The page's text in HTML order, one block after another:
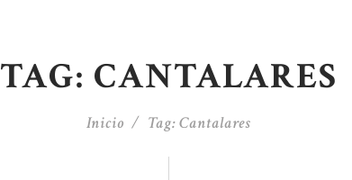
TAG: CANTALARES
Inicio Tag: Cantalares